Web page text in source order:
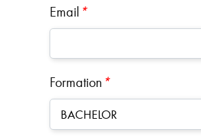
Email *
Formation *
BACHELOR